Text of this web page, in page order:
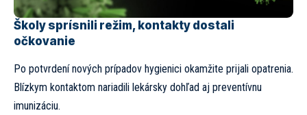
Školy sprísnili režim, kontakty dostali
očkovanie
Po potvrdení nových prípadov hygienici okamžite prijali opatrenia.
Blízkym kontaktom nariadili lekársky dohľad aj preventívnu
imunizáciu.